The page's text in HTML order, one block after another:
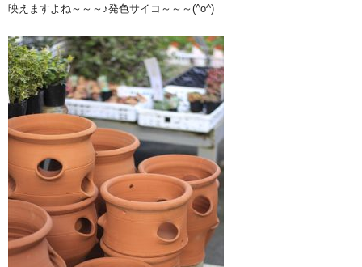
映えますよね～～～♪発色サイコ～～～(^o^)